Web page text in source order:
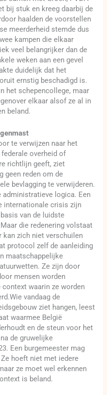
bij stuk en kreeg daarbij de
haalden de voorstellen
meerderheid stemde dus
kampen die elkaar
veel belangrijker dan de
weken aan een gevel
duidelijk dat het
ernstig beschadigd is.
het schepencollege, maar
elkaar alsof ze al in
beland.
te verwijzen naar het
overheid of
richtlijn geeft, ziet
geen reden om de
bevlagging te verwijderen.
administratieve logica. Een
internationale crisis zijn
van de luidste
die redenering volstaat
kan zich niet verschuilen
protocol zelf de aanleiding
maatschappelijke
Ze zijn door
mensen worden
context waarin ze worden
vandaag de
ziet hangen, leest
waarmee België
en de steun voor het
de gruwelijke
Een burgemeester mag
hoeft niet met iedere
ze moet wel erkennen
is beland.